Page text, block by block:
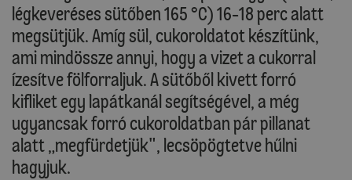
légkeveréses sütőben 165 °C) 16-18 perc alatt
megsütjük. Amíg sül, cukoroldatot készítünk,
ami mindössze annyi, hogy a vizet a cukorral
ízesítve fölforraljuk. A sütőből kivett forró
kifliket egy lapátkanál segítségével, a még
ugyancsak forró cukoroldatban pár pillanat
alatt „megfürdetjük", lecsöpögtetve hűlni
hagyjuk.